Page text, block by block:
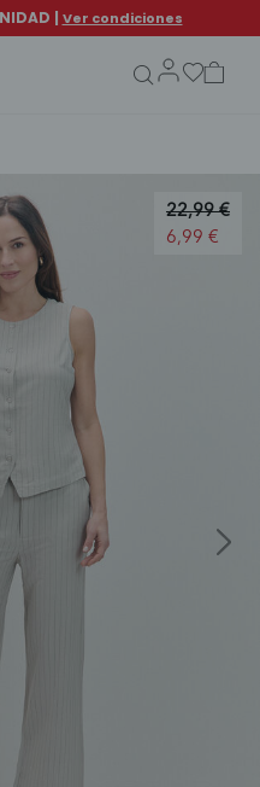
Price
22,99 €
6,99 €